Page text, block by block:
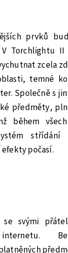
prvků
Torchlightu
zcela
temné
Společně s
předměty,
během
počasí.
svými
internetu.